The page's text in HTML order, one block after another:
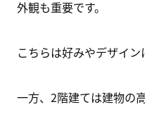
外観も重要です。
こちらは好みやデザイ
一方、2階建ては建物の